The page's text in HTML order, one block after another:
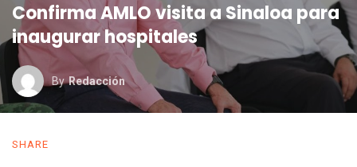
Confirma AMLO visita a Sinaloa para
inaugurar hospitales
By Redacción
SHARE